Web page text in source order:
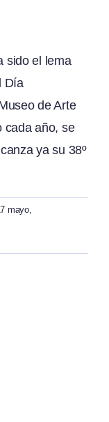
sido el lema
Día
de Arte
cada año, se
ya su 38º
mayo,